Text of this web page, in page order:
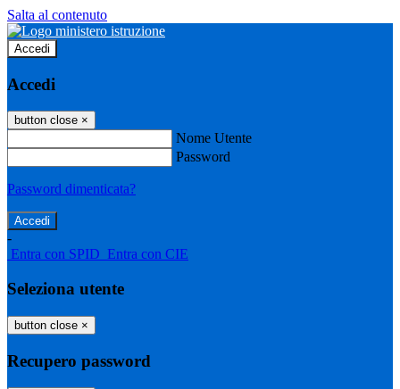
Salta al contenuto
Accedi
Accedi
button close ×
Nome Utente
Password
Password dimenticata?
-
Entra con SPID Entra con CIE
Seleziona utente
button close ×
Recupero password